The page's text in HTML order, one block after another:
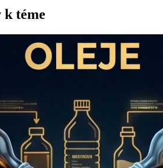
k téme